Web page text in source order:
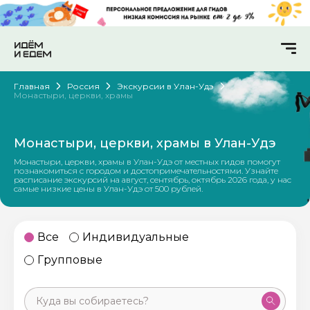
Главная Россия
Экскурсии в Улан-Удэ
Монастыри, церкви, храмы
Монастыри, церкви, храмы в Улан-Удэ
Монастыри, церкви, храмы в Улан-Удэ от местных гидов помогут
познакомиться с городом и достопримечательностями. Узнайте
расписание экскурсий на август, сентябрь, октябрь 2026 года, у нас
самые низкие цены в Улан-Удэ от 500 рублей.
Все
Индивидуальные
Групповые